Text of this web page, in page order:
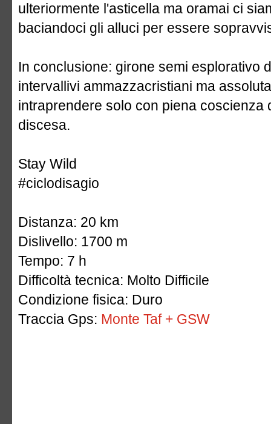
ulteriormente l'asticella ma oramai ci
baciandoci gli alluci per essere
In conclusione: girone semi esplorativo
intervallivi ammazzacristiani ma
intraprendere solo con piena coscienza
discesa.
Stay Wild
#ciclodisagio
Distanza: 20 km
Dislivello: 1700 m
Tempo: 7 h
Difficoltà tecnica: Molto Difficile
Condizione fisica: Duro
Traccia Gps: Monte Taf + GSW